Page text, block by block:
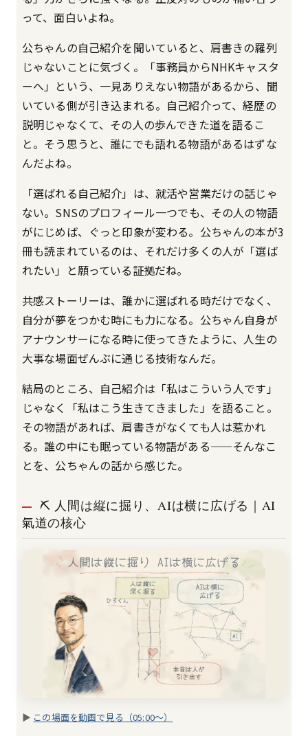
って、面白いよね。
公ちゃんの自己紹介を聞いていると、肩書きの羅列
じゃないことに気づく。「事務員からNHKキャスタ
ーへ」という、一見ありえない物語があるから、聞
いている側が引き込まれる。自己紹介って、経歴の
説明じゃなくて、その人の歩んできた道を語るこ
と。そう思うと、誰にでも語れる物語があるはずな
んだよね。
「選ばれる自己紹介」は、就活や営業だけの話じゃ
ない。SNSのプロフィール一つでも、その人の物語
がにじめば、ぐっと印象が変わる。公ちゃんの本が3
冊も読まれているのは、それだけ多くの人が「選ば
れたい」と願っている証拠だね。
共感ストーリーは、誰かに選ばれる時だけでなく、
自分が夢をつかむ時にも力になる。公ちゃん自身が
アナウンサーになる時に使ってきたように、人生の
大事な場面ぜんぶに通じる技術なんだ。
結局のところ、自己紹介は「私はこういう人です」
じゃなく「私はこう生きてきました」を語ること。
その物語があれば、肩書きがなくても人は惹かれ
る。誰の中にも眠っている物語がある——そんなこ
とを、公ちゃんの話から感じた。
⛏️ 人間は縦に掘り、AIは横に広げる｜AI
氣道の核心
▶ この場面を動画で見る（05:00〜）